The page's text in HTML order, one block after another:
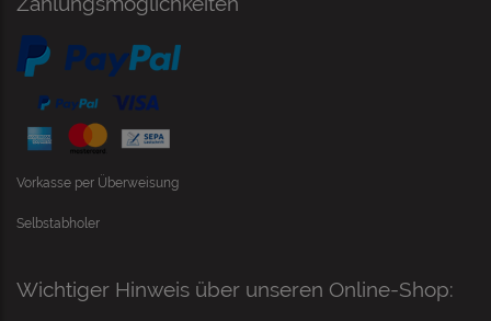
Vorkasse per Überweisung
Selbstabholer
Wichtiger Hinweis über unseren Online-Shop: